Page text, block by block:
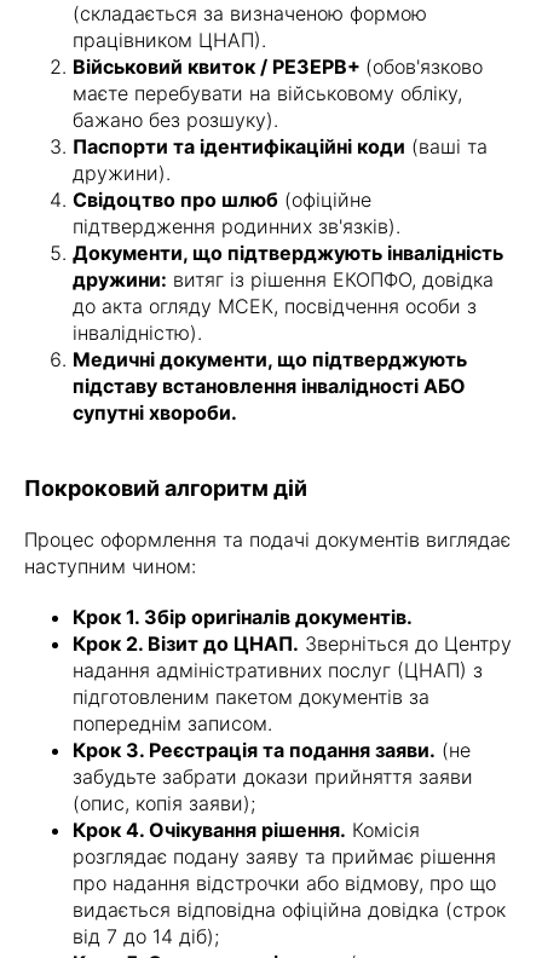
(складається за визначеною формою
працівником ЦНАП).
Військовий квиток / РЕЗЕРВ+ (обов'язково
маєте перебувати на військовому обліку,
бажано без розшуку).
Паспорти та ідентифікаційні коди (ваші та
дружини).
Свідоцтво про шлюб (офіційне
підтвердження родинних зв'язків).
Документи, що підтверджують інвалідність
дружини: витяг із рішення ЕКОПФО, довідка
до акта огляду МСЕК, посвідчення особи з
інвалідністю).
Медичні документи, що підтверджують
підставу встановлення інвалідності АБО
супутні хвороби.
Покроковий алгоритм дій
Процес оформлення та подачі документів виглядає
наступним чином:
Крок 1. Збір оригіналів документів.
Крок 2. Візит до ЦНАП. Зверніться до Центру
надання адміністративних послуг (ЦНАП) з
підготовленим пакетом документів за
попереднім записом.
Крок 3. Реєстрація та подання заяви. (не
забудьте забрати докази прийняття заяви
(опис, копія заяви);
Крок 4. Очікування рішення. Комісія
розглядає подану заяву та приймає рішення
про надання відстрочки або відмову, про що
видається відповідна офіційна довідка (строк
від 7 до 14 діб);